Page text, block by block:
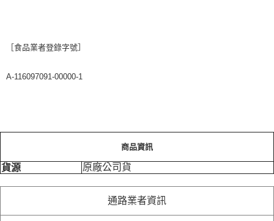
［食品業者登錄字號］
A-116097091-00000-1
商品資訊
貨源 原廠公司貨
通路業者資訊